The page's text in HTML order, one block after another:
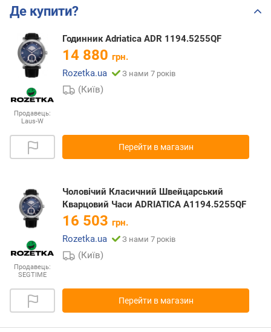
Де купити?
Продавець:
Laus-W
Годинник Adriatica ADR 1194.5255QF
14 880 грн.
Rozetka.ua
З нами 7 років
(Київ)
Перейти в магазин
Продавець:
SEGTIME
Чоловічий Класичний Швейцарський
Кварцовий Часи ADRIATICA A1194.5255QF
16 503 грн.
Rozetka.ua
З нами 7 років
(Київ)
Перейти в магазин